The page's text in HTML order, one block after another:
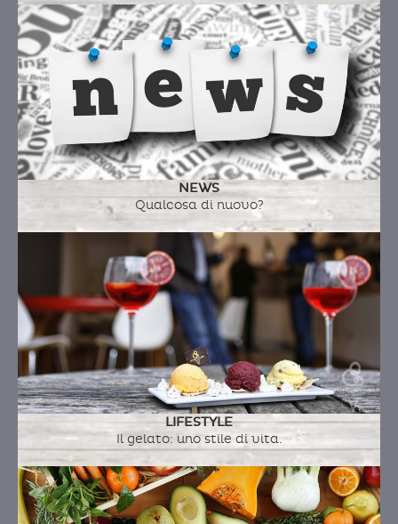
NEWS
Qualcosa di nuovo?
LIFESTYLE
Il gelato: uno stile di vita.